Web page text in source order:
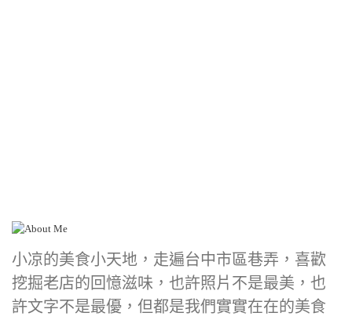
小凉的美食小天地，走遍台中市區巷弄，喜歡
挖掘老店的回憶滋味，也許照片不是最美，也
許文字不是最優，但都是我們實實在在的美食